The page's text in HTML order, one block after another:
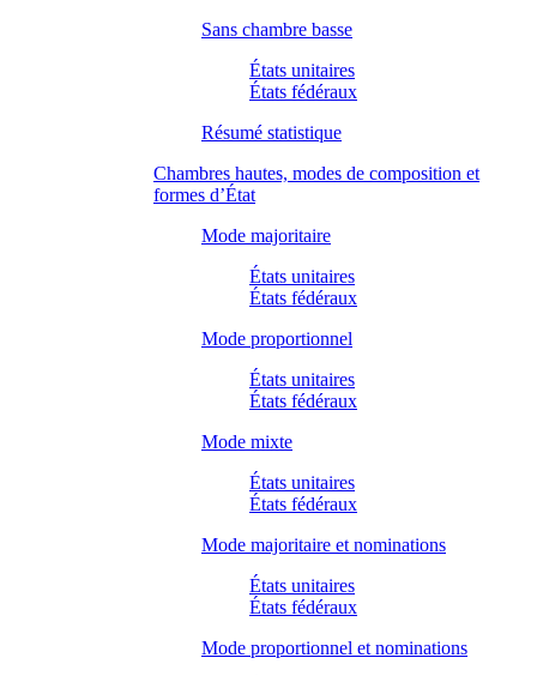
Sans chambre basse
États unitaires
États fédéraux
Résumé statistique
Chambres hautes, modes de composition et
formes d’État
Mode majoritaire
États unitaires
États fédéraux
Mode proportionnel
États unitaires
États fédéraux
Mode mixte
États unitaires
États fédéraux
Mode majoritaire et nominations
États unitaires
États fédéraux
Mode proportionnel et nominations